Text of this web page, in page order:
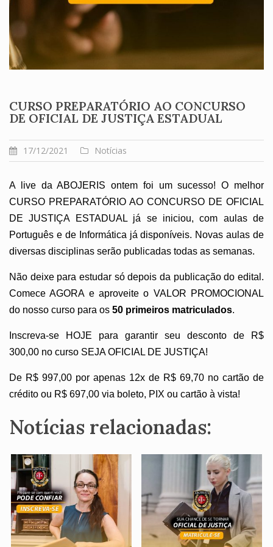
CURSO PREPARATÓRIO AO CONCURSO
DE OFICIAL DE JUSTIÇA ESTADUAL
17/12/2021 Notícias
A live da ABOJERIS ontem foi um sucesso! O melhor
CURSO PREPARATÓRIO AO CONCURSO DE OFICIAL
DE JUSTIÇA ESTADUAL já se iniciou, com aulas de
Português e de Informática já disponíveis. Novas aulas de
diversas disciplinas serão publicadas todas as semanas.
Não deixe para estudar só depois da publicação do edital.
Comece AGORA e aproveite o VALOR PROMOCIONAL
do nosso curso para os 50 primeiros matriculados.
Inscreva-se HOJE para garantir seu desconto de R$
300,00 no curso SEJA OFICIAL DE JUSTIÇA!
De R$ 997,00 por apenas 12x de R$ 69,70 no cartão de
crédito ou R$ 697,00 via boleto, PIX ou cartão à vista!
Notícias relacionadas: